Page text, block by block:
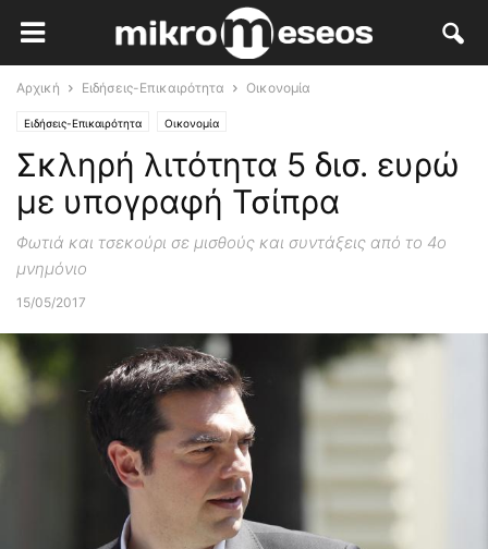
Αρχική Ειδήσεις-Επικαιρότητα Οικονομία
Ειδήσεις-Επικαιρότητα Οικονομία
Σκληρή λιτότητα 5 δισ. ευρώ
με υπογραφή Τσίπρα
Φωτιά και τσεκούρι σε μισθούς και συντάξεις από το 4ο
μνημόνιο
15/05/2017